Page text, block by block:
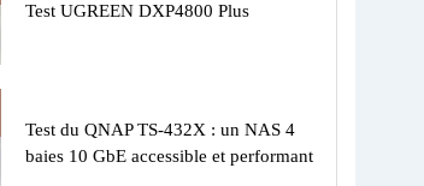
Test UGREEN DXP4800 Plus
Test du QNAP TS-432X : un NAS 4
baies 10 GbE accessible et performant